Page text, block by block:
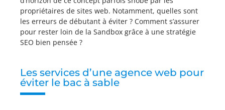
propriétaires de sites web. Notamment, quelles sont
les erreurs de débutant à éviter ? Comment s’assurer
pour rester loin de la Sandbox grâce à une stratégie
SEO bien pensée ?
Les services d’une agence web pour
éviter le bac à sable